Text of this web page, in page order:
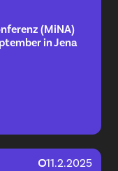
(MiNA)
in Jena
11.2.2025